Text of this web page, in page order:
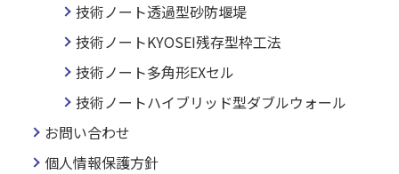
技術ノート透過型砂防堰堤
技術ノートKYOSEI残存型枠工法
技術ノート多角形EXセル
技術ノートハイブリッド型ダブルウォール
お問い合わせ
個人情報保護方針